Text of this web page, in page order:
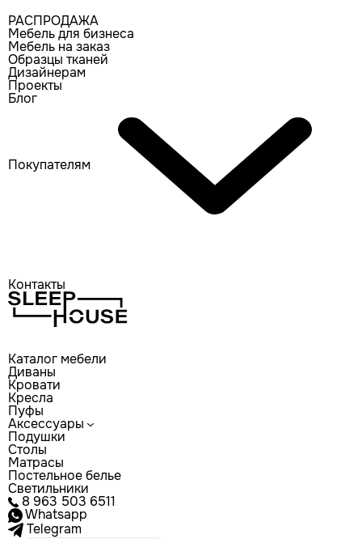
РАСПРОДАЖА
Мебель для бизнеса
Мебель на заказ
Образцы тканей
Дизайнерам
Проекты
Блог
Покупателям
Контакты
Каталог мебели
Диваны
Кровати
Кресла
Пуфы
Аксессуары
Подушки
Столы
Матрасы
Постельное белье
Светильники
8 963 503 6511
Whatsapp
Telegram